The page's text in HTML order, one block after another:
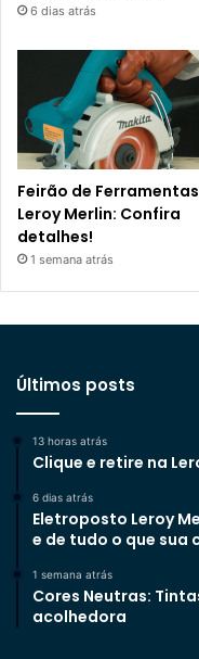
6 dias atrás
Feirão de
Leroy Merlin: Confira
detalhes!
1 semana atrás
Últimos posts
13 horas atrás
Clique e retire na
6 dias atrás
Eletroposto Leroy
e de tudo o que sua
1 semana atrás
Cores Neutras:
acolhedora